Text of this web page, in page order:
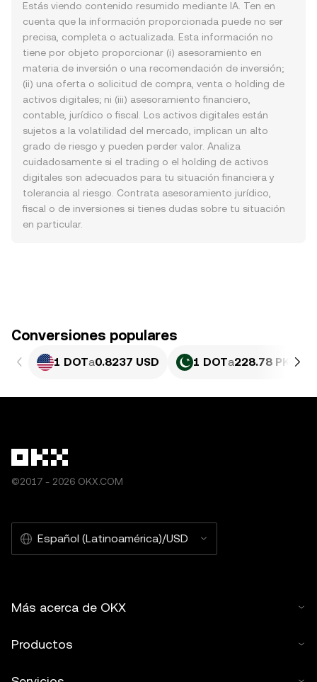
Estás viendo contenido resumido mediante IA. Ten en
cuenta que la información proporcionada puede no ser
precisa, completa o actualizada. Esta información no
tiene por objeto proporcionar (i) asesoramiento en
materia de inversión o una recomendación de inversión;
(ii) una oferta o solicitud de compra, venta o holding de
activos digitales; ni (iii) asesoramiento financiero,
contable, jurídico o fiscal. Los activos digitales están
sujetos a la volatilidad del mercado, implican un alto
grado de riesgo y pueden perder valor. Analiza
cuidadosamente si el trading o el holding de activos
digitales son adecuados para tu situación financiera y
tolerancia al riesgo. Contrata asesoramiento jurídico,
fiscal o de inversiones si tienes dudas sobre tu situación
en particular.
Conversiones populares
1 DOTa0.8237 USD 1 DOTa228.78 PKR
©2017 - 2026 OKX.COM
Español (Latinoamérica)/USD
Más acerca de OKX
Productos